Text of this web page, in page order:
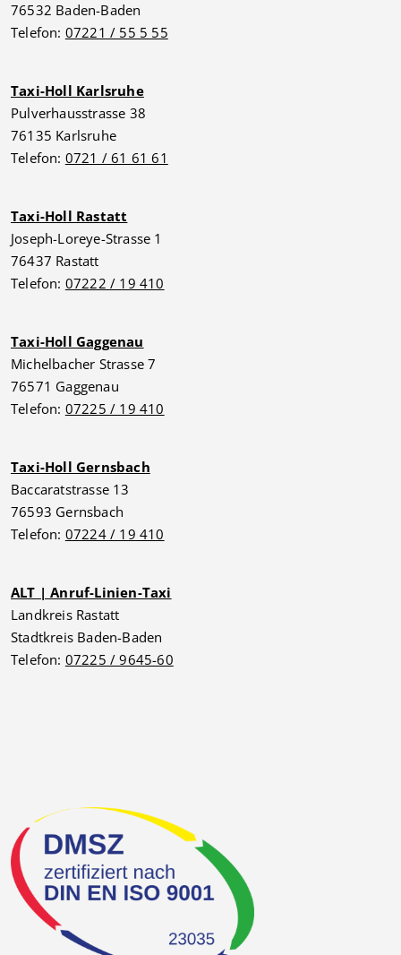
76532 Baden-Baden
Telefon: 07221 / 55 5 55
Taxi-Holl Karlsruhe
Pulverhausstrasse 38
76135 Karlsruhe
Telefon: 0721 / 61 61 61
Taxi-Holl Rastatt
Joseph-Loreye-Strasse 1
76437 Rastatt
Telefon: 07222 / 19 410
Taxi-Holl Gaggenau
Michelbacher Strasse 7
76571 Gaggenau
Telefon: 07225 / 19 410
Taxi-Holl Gernsbach
Baccaratstrasse 13
76593 Gernsbach
Telefon: 07224 / 19 410
ALT | Anruf-Linien-Taxi
Landkreis Rastatt
Stadtkreis Baden-Baden
Telefon: 07225 / 9645-60